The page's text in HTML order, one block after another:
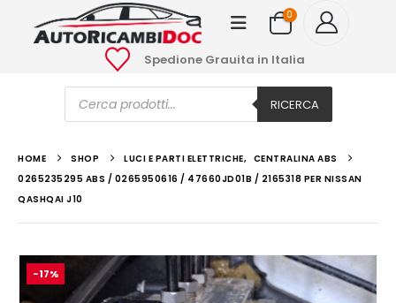
0
Spedione Grauita in Italia
Ricerca
prodotti RICERCA
HOME SHOP LUCI E PARTI ELETTRICHE, CENTRALINA ABS
0265235295 ABS / 0265950616 / 47660JD01B / 2165318 PER NISSAN
QASHQAI J10
-17%